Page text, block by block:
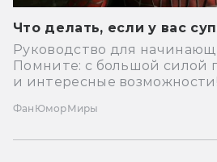
Что делать, если у вас
Руководство для
Помните: с большой силой
и интересные возможности!
Фан ЮморМиры